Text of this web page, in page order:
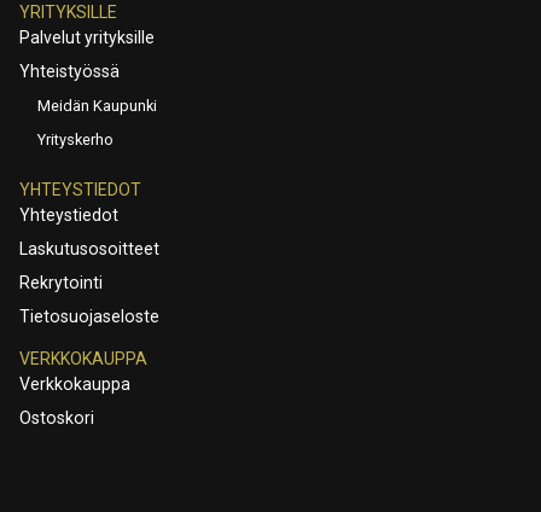
YRITYKSILLE
Palvelut yrityksille
Yhteistyössä
Meidän Kaupunki
Yrityskerho
YHTEYSTIEDOT
Yhteystiedot
Laskutusosoitteet
Rekrytointi
Tietosuojaseloste
VERKKOKAUPPA
Verkkokauppa
Ostoskori